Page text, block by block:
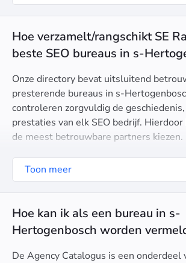
Hoe verzamelt/rangschikt SE
beste SEO bureaus in s-
Onze directory bevat uitsluitend
presterende bureaus in s-
controleren zorgvuldig de
prestaties van elk SEO bedrijf.
de meest betrouwbare partners kiezen.
Toon meer
Hoe kan ik als een bureau in s-
Hertogenbosch worden
De Agency Catalogus is een onderdeel